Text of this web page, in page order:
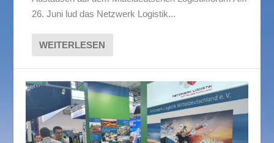
26. Juni lud das Netzwerk Logistik...
WEITERLESEN